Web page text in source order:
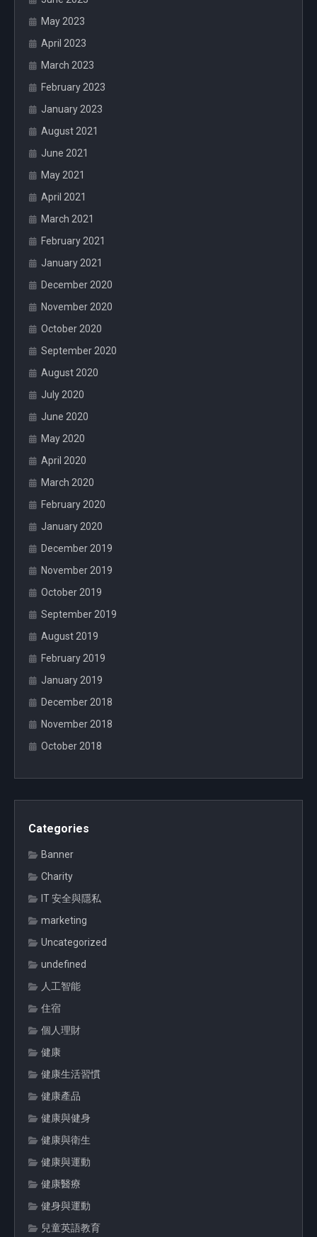
May 2023
April 2023
March 2023
February 2023
January 2023
August 2021
June 2021
May 2021
April 2021
March 2021
February 2021
January 2021
December 2020
November 2020
October 2020
September 2020
August 2020
July 2020
June 2020
May 2020
April 2020
March 2020
February 2020
January 2020
December 2019
November 2019
October 2019
September 2019
August 2019
February 2019
January 2019
December 2018
November 2018
October 2018
Categories
Banner
Charity
IT 安全與隱私
marketing
Uncategorized
undefined
人工智能
住宿
個人理財
健康
健康生活習慣
健康產品
健康與健身
健康與衛生
健康與運動
健康醫療
健身與運動
兒童英語教育